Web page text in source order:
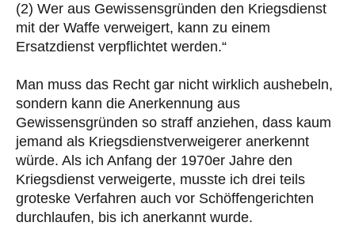
(2) Wer aus Gewissensgründen den Kriegsdienst
mit der Waffe verweigert, kann zu einem
Ersatzdienst verpflichtet werden.“
Man muss das Recht gar nicht wirklich aushebeln,
sondern kann die Anerkennung aus
Gewissensgründen so straff anziehen, dass kaum
jemand als Kriegsdienstverweigerer anerkennt
würde. Als ich Anfang der 1970er Jahre den
Kriegsdienst verweigerte, musste ich drei teils
groteske Verfahren auch vor Schöffengerichten
durchlaufen, bis ich anerkannt wurde.